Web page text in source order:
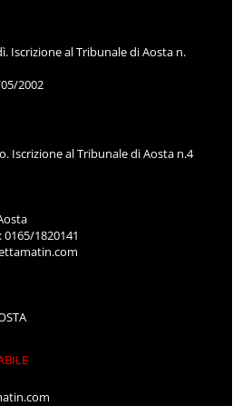
Iscrizione al Tribunale di Aosta n.
2002
Iscrizione al Tribunale di Aosta n.4
0165/1820141